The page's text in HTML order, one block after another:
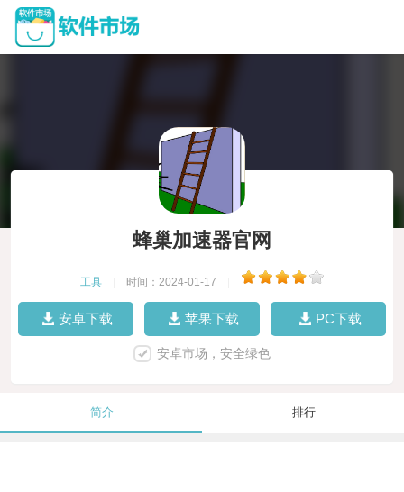
蜂巢加速器官网
工具 时间：2024-01-17
安卓下载 苹果下载 PC下载
安卓市场，安全绿色
简介 排行